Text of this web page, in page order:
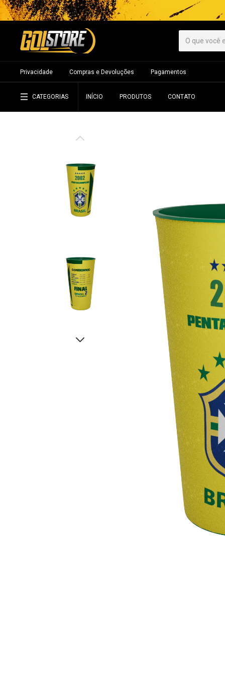
Privacidade Compras e Devoluções Pagamentos
CATEGORIAS INÍCIO PRODUTOS CONTATO